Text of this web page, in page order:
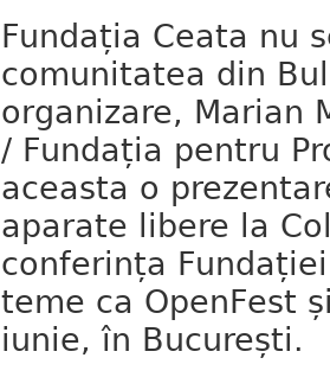
Fundația Ceata nu
comunitatea din
organizare, Marian
/ Fundația pentru
aceasta o
aparate libere la
conferința
teme ca OpenFest
iunie, în București.